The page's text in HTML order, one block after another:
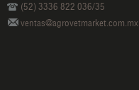
(52) 3336 822 036/35
ventas@agrovetmarket.com.mx